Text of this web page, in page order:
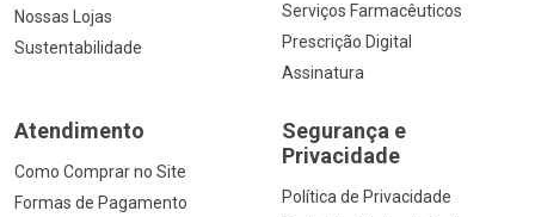
Nossas Lojas
Sustentabilidade
Serviços Farmacêuticos
Prescrição Digital
Assinatura
Atendimento
Como Comprar no Site
Formas de Pagamento
Segurança e
Privacidade
Política de Privacidade